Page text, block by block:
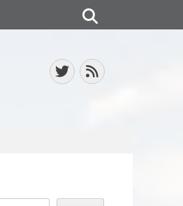
Twitter
Feed